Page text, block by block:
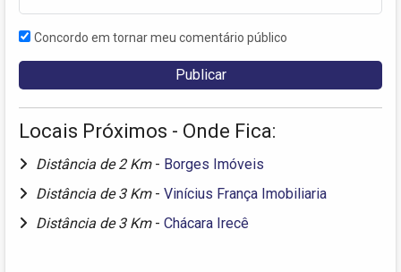
Concordo em tornar meu comentário público
Locais Próximos - Onde Fica:
Distância de 2 Km - Borges Imóveis
Distância de 3 Km - Vinícius França Imobiliaria
Distância de 3 Km - Chácara Irecê